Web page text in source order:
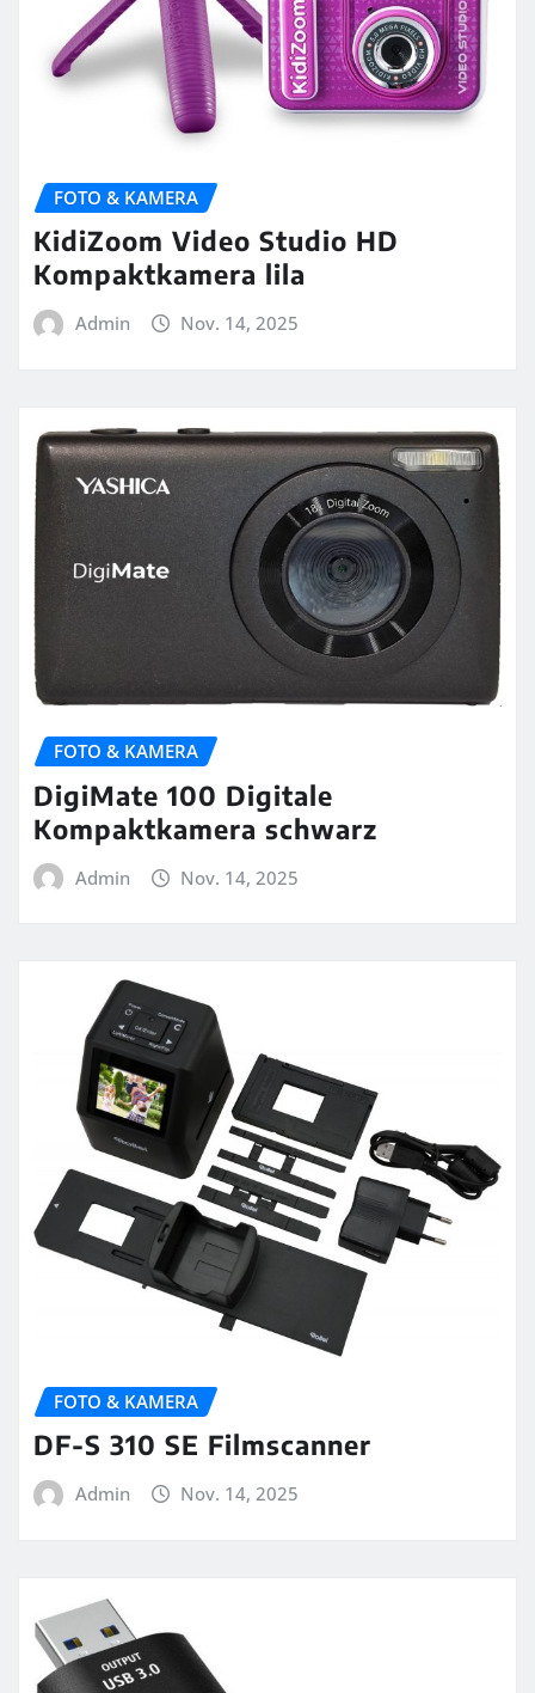
FOTO & KAMERA
KidiZoom Video Studio HD
Kompaktkamera lila
Admin Nov. 14, 2025
FOTO & KAMERA
DigiMate 100 Digitale
Kompaktkamera schwarz
Admin Nov. 14, 2025
FOTO & KAMERA
DF-S 310 SE Filmscanner
Admin Nov. 14, 2025